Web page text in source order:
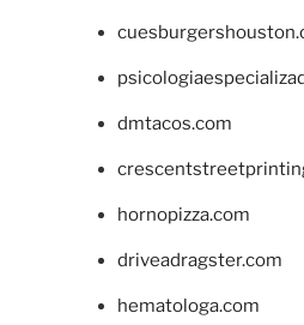
dmtacos.com
hornopizza.com
driveadragster.com
hematologa.com